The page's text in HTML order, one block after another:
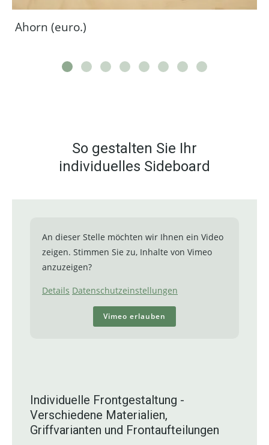
Ahorn (euro.)
So gestalten Sie Ihr
individuelles Sideboard
An dieser Stelle möchten wir Ihnen ein Video
zeigen. Stimmen Sie zu, Inhalte von Vimeo
anzuzeigen?
Details Datenschutzeinstellungen
Vimeo erlauben
Individuelle Frontgestaltung -
Verschiedene Materialien,
Griffvarianten und Frontaufteilungen